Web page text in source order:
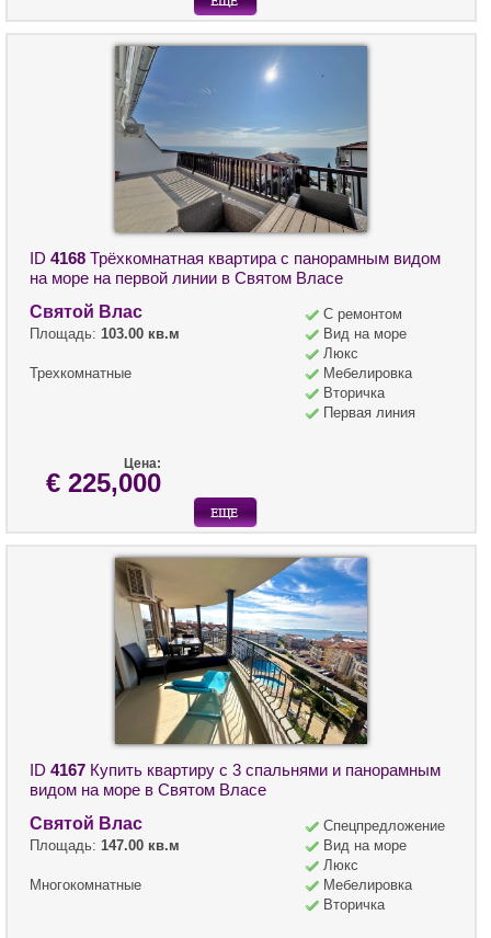
ID 4168 Трёхкомнатная квартира с панорамным видом
на море на первой линии в Святом Власе
Святой Влас
Площадь: 103.00 кв.м
Трехкомнатные
С ремонтом
Вид на море
Люкс
Мебелировка
Вторичка
Первая линия
Цена:
€ 225,000
ID 4167 Купить квартиру с 3 спальнями и панорамным
видом на море в Святом Власе
Святой Влас
Площадь: 147.00 кв.м
Многокомнатные
Спецпредложение
Вид на море
Люкс
Мебелировка
Вторичка